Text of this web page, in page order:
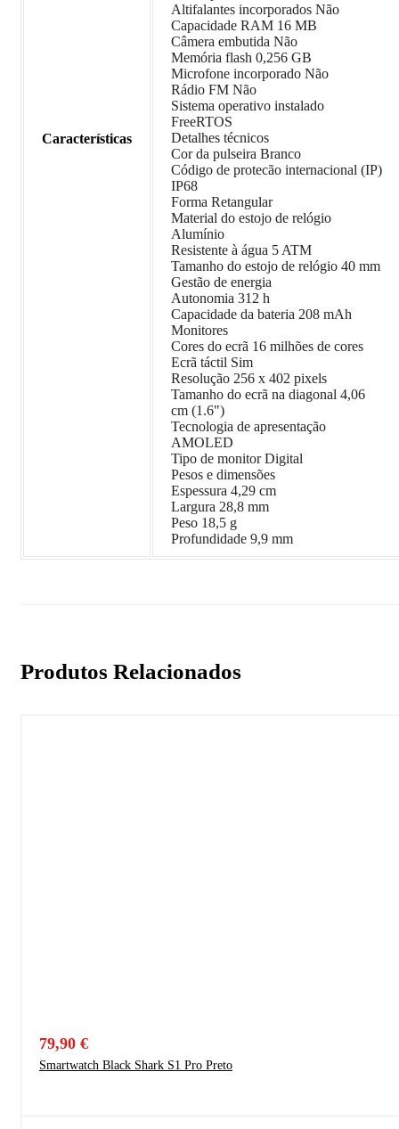
Características
Altifalantes incorporados Não
Capacidade RAM 16 MB
Câmera embutida Não
Memória flash 0,256 GB
Microfone incorporado Não
Rádio FM Não
Sistema operativo instalado
FreeRTOS
Detalhes técnicos
Cor da pulseira Branco
Código de protecão internacional (IP)
IP68
Forma Retangular
Material do estojo de relógio
Alumínio
Resistente à água 5 ATM
Tamanho do estojo de relógio 40 mm
Gestão de energia
Autonomia 312 h
Capacidade da bateria 208 mAh
Monitores
Cores do ecrã 16 milhões de cores
Ecrã táctil Sim
Resolução 256 x 402 pixels
Tamanho do ecrã na diagonal 4,06
cm (1.6")
Tecnologia de apresentação
AMOLED
Tipo de monitor Digital
Pesos e dimensões
Espessura 4,29 cm
Largura 28,8 mm
Peso 18,5 g
Profundidade 9,9 mm
Produtos Relacionados
79,90 €
Smartwatch Black Shark S1 Pro Preto